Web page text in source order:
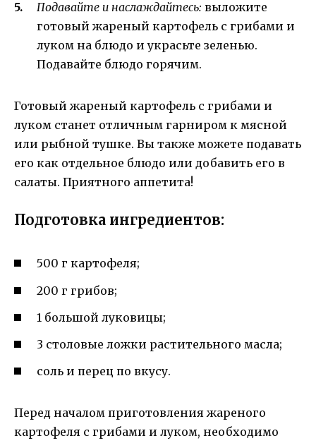
Подавайте и наслаждайтесь: выложите
готовый жареный картофель с грибами и
луком на блюдо и украсьте зеленью.
Подавайте блюдо горячим.
Готовый жареный картофель с грибами и
луком станет отличным гарниром к мясной
или рыбной тушке. Вы также можете подавать
его как отдельное блюдо или добавить его в
салаты. Приятного аппетита!
Подготовка ингредиентов:
500 г картофеля;
200 г грибов;
1 большой луковицы;
3 столовые ложки растительного масла;
соль и перец по вкусу.
Перед началом приготовления жареного
картофеля с грибами и луком, необходимо